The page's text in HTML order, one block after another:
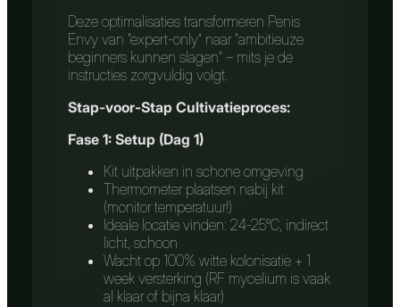
Deze optimalisaties transformeren Penis
Envy van “expert-only” naar “ambitieuze
beginners kunnen slagen” – mits je de
instructies zorgvuldig volgt.
Stap-voor-Stap Cultivatieproces:
Fase 1: Setup (Dag 1)
Kit uitpakken in schone omgeving
Thermometer plaatsen nabij kit
(monitor temperatuur!)
Ideale locatie vinden: 24-25°C, indirect
licht, schoon
Wacht op 100% witte kolonisatie + 1
week versterking (RF mycelium is vaak
al klaar of bijna klaar)